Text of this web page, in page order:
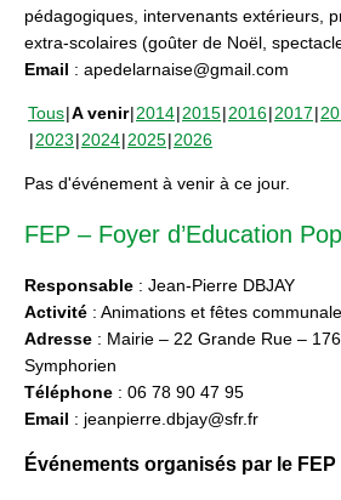
pédagogiques, intervenants extérieurs,
extra-scolaires (goûter de Noël,
Email : apedelarnaise@gmail.com
Tous A venir 2014 2015 2016 2017
2023 2024 2025 2026
Pas d'événement à venir à ce jour.
FEP – Foyer d’Education
Responsable : Jean-Pierre DBJAY
Activité : Animations et fêtes
Adresse : Mairie – 22 Grande Rue –
Symphorien
Téléphone : 06 78 90 47 95
Email : jeanpierre.dbjay@sfr.fr
Événements organisés par le FEP